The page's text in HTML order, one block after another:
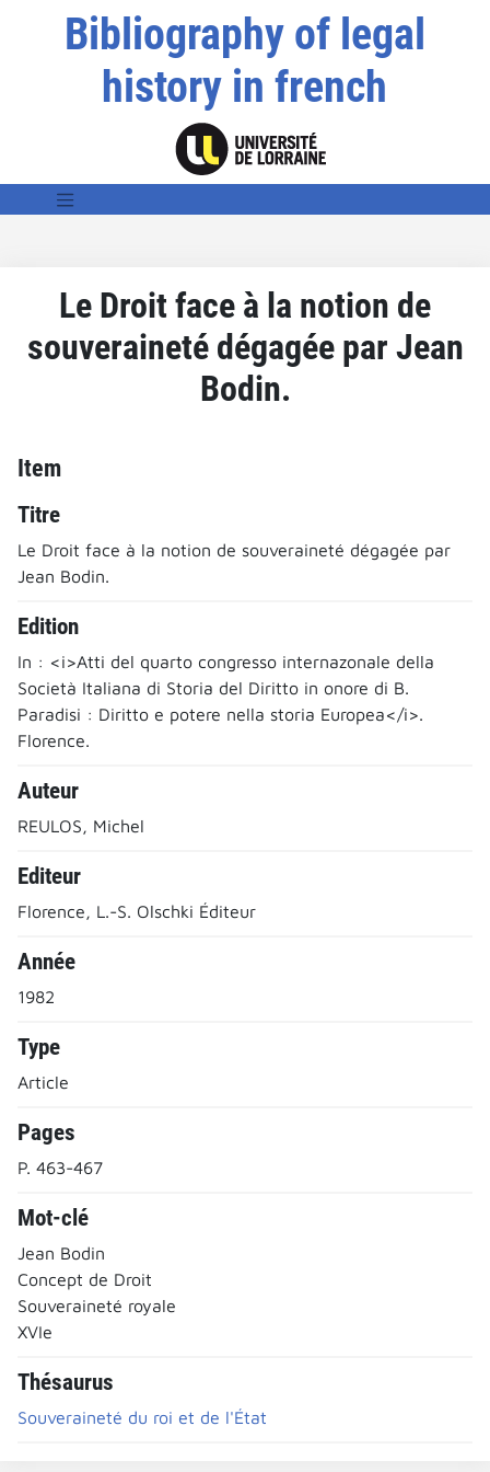
Bibliography of legal
history in french
Le Droit face à la notion de
souveraineté dégagée par Jean
Bodin.
Item
Titre
Le Droit face à la notion de souveraineté dégagée par
Jean Bodin.
Edition
In : <i>Atti del quarto congresso internazonale della
Società Italiana di Storia del Diritto in onore di B.
Paradisi : Diritto e potere nella storia Europea</i>.
Florence.
Auteur
REULOS, Michel
Editeur
Florence, L.-S. Olschki Éditeur
Année
1982
Type
Article
Pages
P. 463-467
Mot-clé
Jean Bodin
Concept de Droit
Souveraineté royale
XVIe
Thésaurus
Souveraineté du roi et de l'État